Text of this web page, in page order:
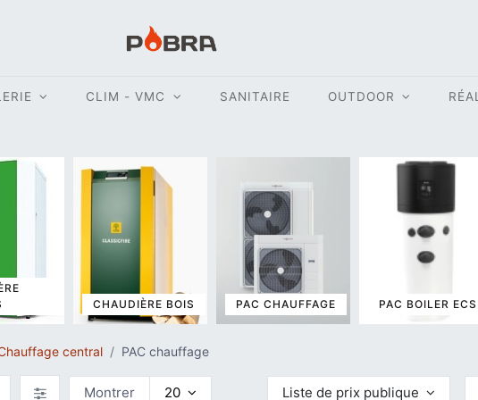
CLIM - VMC SANITAIRE OUTDOOR
central PAC chauffage
Liste de prix publique
Montrer 20
CHAUDIÈRE BOIS PAC CHAUFFAGE PAC BOILER ECS